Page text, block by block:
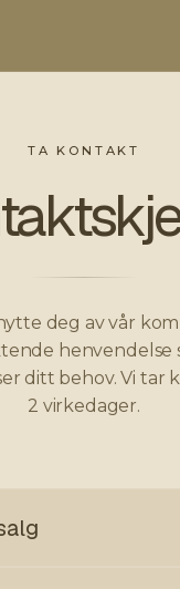
TA KONTAKT
deg av vår
henvendelse
ditt behov. Vi tar
2 virkedager.